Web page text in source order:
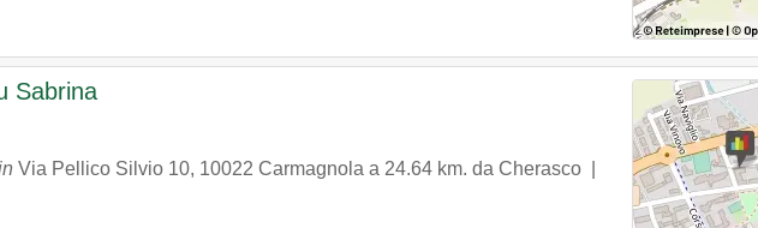
Sabrina
Via Pellico Silvio 10, 10022 Carmagnola a 24.64 km. da Cherasco |